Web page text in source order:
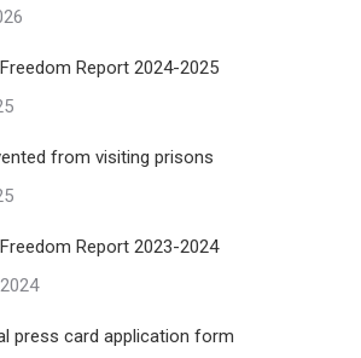
Report 2024-2025
from visiting prisons
Report 2023-2024
press card application form